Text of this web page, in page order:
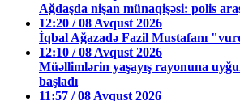
Ağdaşda nişan münaqişəsi: polis
12:20 / 08 Avqust 2026
İqbal Ağazadə Fazil Mustafanı
12:10 / 08 Avqust 2026
Müəllimlərin yaşayış rayonuna
başladı
11:57 / 08 Avqust 2026